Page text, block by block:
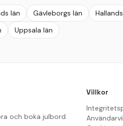
län Gävleborgs län
Uppsala län
och boka julbord.
Villkor